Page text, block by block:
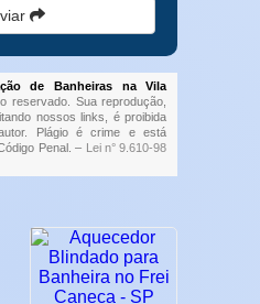
de Banheiras na Vila
reservado. Sua reprodução,
nossos links, é proibida
Plágio é crime e está
Penal. – Lei n° 9.610-98